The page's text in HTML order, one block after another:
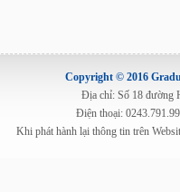
Copyright © 2016
Địa chỉ: Số 18 đường
Điện thoại:
Khi phát hành lại thông tin trên